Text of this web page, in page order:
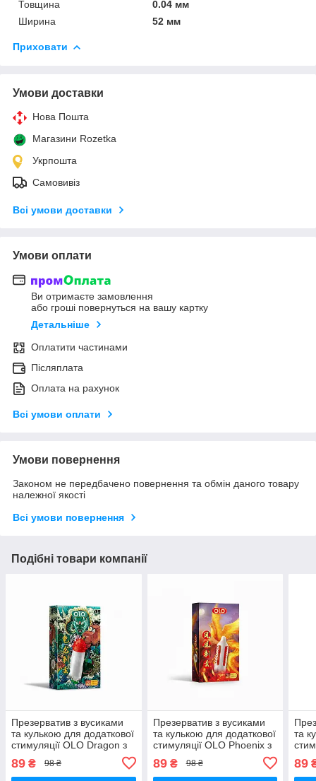
Товщина
0.04 мм
Ширина
52 мм
Приховати
Умови доставки
Нова Пошта
Магазини Rozetka
Укрпошта
Самовивіз
Всі умови доставки
Умови оплати
Ви отримаєте замовлення
або гроші повернуться на вашу картку
Детальніше
Оплатити частинами
Післяплата
Оплата на рахунок
Всі умови оплати
Умови повернення
Законом не передбачено повернення та обмін даного товару
належної якості
Всі умови повернення
Подібні товари компанії
Презерватив з вусиками
та кулькою для додаткової
стимуляції OLO Dragon з
силіконовою змазкою 1 шт.
89 ₴ 98 ₴
Презерватив з вусиками
та кулькою для додаткової
стимуляції OLO Phoenix з
силіконовою змазкою 1 шт.
89₴ 98 ₴
та
89